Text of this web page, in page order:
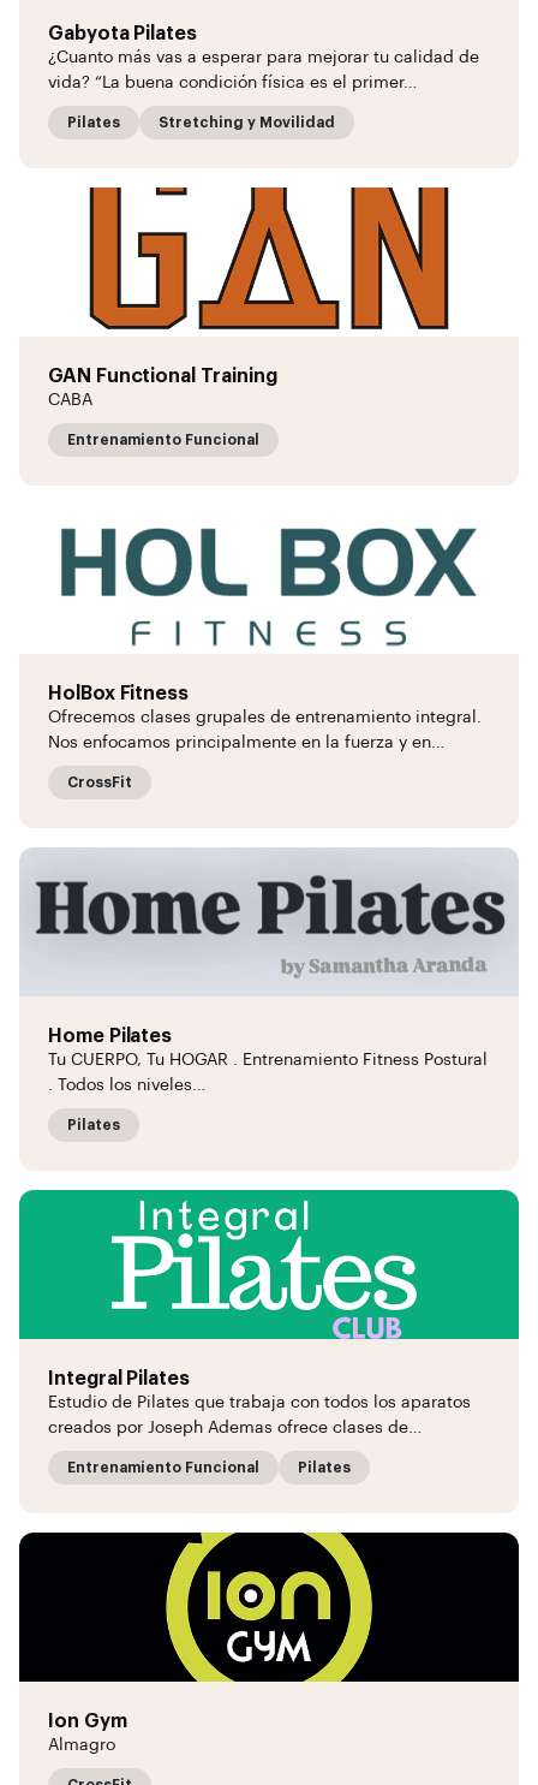
Gabyota Pilates
¿Cuanto más vas a esperar para mejorar tu calidad de
vida? “La buena condición física es el primer…
Pilates Stretching y Movilidad
GAN Functional Training
CABA
Entrenamiento Funcional
HolBox Fitness
Ofrecemos clases grupales de entrenamiento integral.
Nos enfocamos principalmente en la fuerza y en…
CrossFit
Home Pilates
Tu CUERPO, Tu HOGAR . Entrenamiento Fitness Postural
. Todos los niveles…
Pilates
Integral Pilates
Estudio de Pilates que trabaja con todos los aparatos
creados por Joseph Ademas ofrece clases de…
Entrenamiento Funcional Pilates
Ion Gym
Almagro